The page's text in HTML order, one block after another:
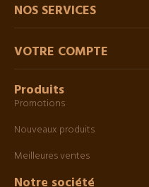
NOS SERVICES
VOTRE COMPTE
Produits
Promotions
Nouveaux produits
Meilleures ventes